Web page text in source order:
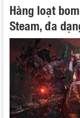
Hàng loạt
Steam, đa